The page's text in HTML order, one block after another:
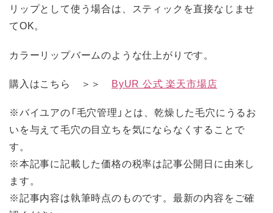
リップとして使う場合は、スティックを直接なじませ
てOK。
カラーリップバームのような仕上がりです。
購入はこちら ＞＞ ByUR 公式 楽天市場店
※バイユアの「毛穴管理」とは、乾燥した毛穴にうるお
いを与えて毛穴の目立ちを気にならなくすることで
す。
※本記事に記載した価格の税率は記事公開日に由来し
ます。
※記事内容は執筆時点のものです。最新の内容をご確